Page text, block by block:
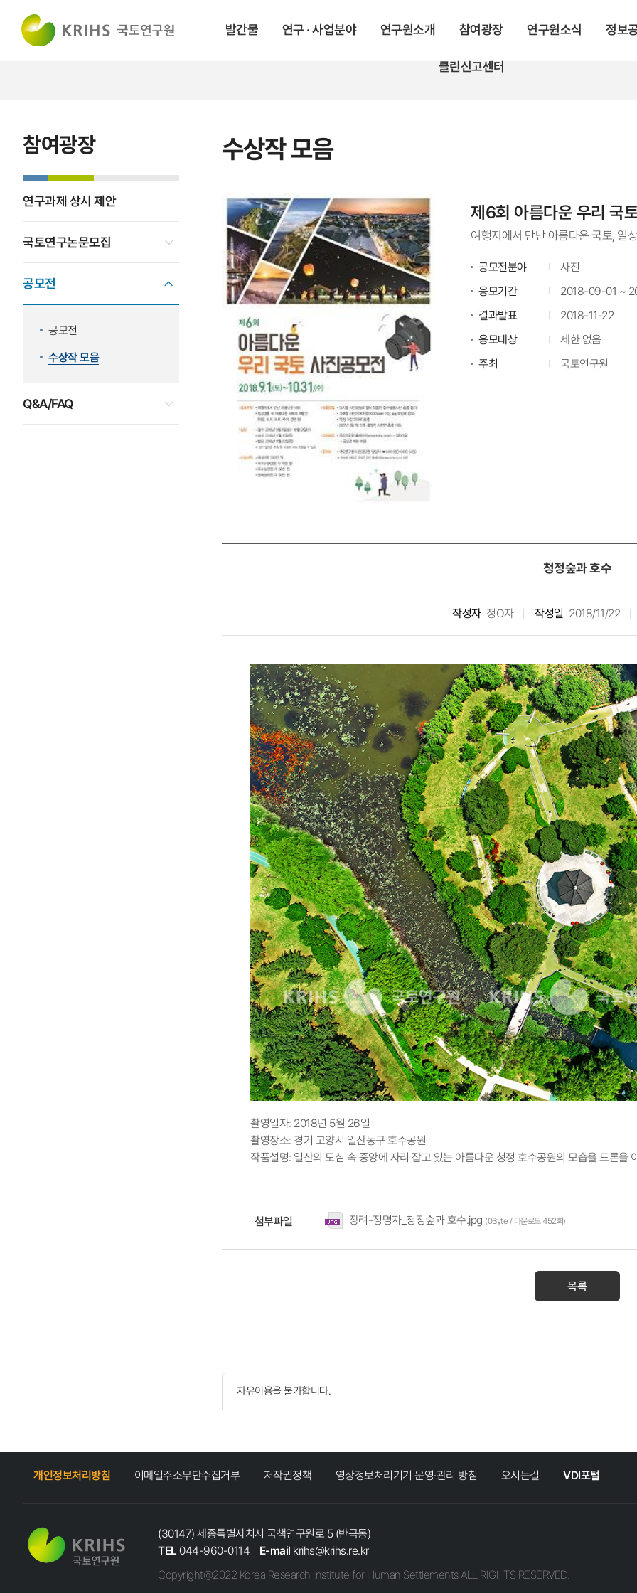
발간물 연구 · 사업분야 연구원소개 참여광장 연구원소식 정보
클린신고센터
수상작 모음
참여광장
연구과제 상시 제안
국토연구논문모집
공모전
공모전
수상작 모음
Q&A/FAQ
제6회 아름다운 우리 국
여행지에서 만난 아름다운 국토, 일
공모전분야
사진
응모기간
2018-09-01 ~
결과발표
2018-11-22
응모대상
제한 없음
주최
국토연구원
청정숲과 호수
작성자 정O자 작성일 2018/11/22
촬영일자: 2018년 5월 26일
촬영장소: 경기 고양시 일산동구 호수공원
작품설명: 일산의 도심 속 중앙에 자리 잡고 있는 아름다운 청정 호수공원의 모습을 드론을
첨부파일 장려-정명자_청정숲과 호수.jpg (0Byte / 다운로드 452회)
목록
자유이용을 불가합니다.
개인정보처리방침 이메일주소무단수집거부 저작권정책 영상정보처리기기 운영·관리 방침 오시는길 VDI포털
(30147) 세종특별자치시 국책연구원로 5 (반곡동)
TEL 044-960-0114 E-mail krihs@krihs.re.kr
Copyright@2022 Korea Research Institute for Human Settlements ALL RIGHTS RESERVED.